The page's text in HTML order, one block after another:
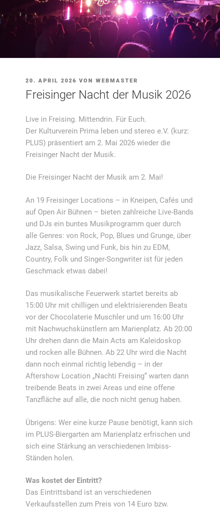
VERÖFFENTLICHT
AM
20. APRIL 2026 VONWEBMASTER
Freisinger Nacht der Musik 2026
Live in Freising. Mittendrin. Für Euch.
Der Kulturverein Prima leben und stereo e.V. (kurz:
PLUS) präsentiert am 2. Mai 2026 wieder die
Freisinger Nacht der Musik.
Die Freisinger Nacht der Musik am 2. Mai!
An 19 Freisinger Locations – in Kneipen, Cafés und
auf Open Air Bühnen – bieten zahlreiche Live-Bands
und DJs ein buntes Musikprogramm quer durch
alle Genres: von Rock, Pop, Blues und Grunge, über
Jazz, Salsa, Swing und Funk, bis hin zu EDM,
Country, Folk und Singer-Songwriter ist für jeden
Geschmack etwas dabei!
Das musikalische Feuerwerk startet bereits ab
15:00 Uhr mit chilligen und elektrisierenden Beats
vor der Chocolaterie Muschler und um 16:00 Uhr
mit Nachwuchskünstlern am Marienplatz. Ab 20:00
Uhr drehen dann die Main Acts am Kaleidoskop
und rocken alle Bühnen. Ab 22 Uhr wird die Nacht
dann noch einmal richtig lebendig – in der
Aftershow Location „Nachti Freising“ warten dann
treibende Beats in zwei Areas und eine offene
Tanzfläche auf alle, die noch nicht genug haben.
Übrigens: Wer eine kurze Pause benötigt, kann sich
im PLUS-Biergarten am Marienplatz erfrischen und
sich eine Stärkung an verschiedenen Imbiss-
Ständen holen.
Was kostet der Eintritt?
Das Eintrittsband ist an verschiedenen
Verkaufsstellen zum Preis von 14 Euro bzw.